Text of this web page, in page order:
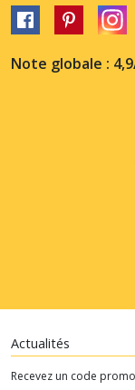
Note globale :
Actualités
Recevez un code